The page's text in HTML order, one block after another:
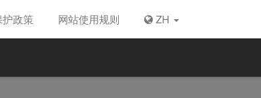
政策 网站使用规则 ZH